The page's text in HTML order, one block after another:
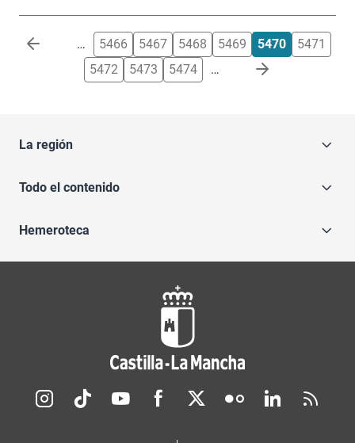
Paginación … 5466 5467 5468 5469 5470
5471
5472
5473 5474 …
La región
Todo el contenido
Hemeroteca
Redes sociales JCCM